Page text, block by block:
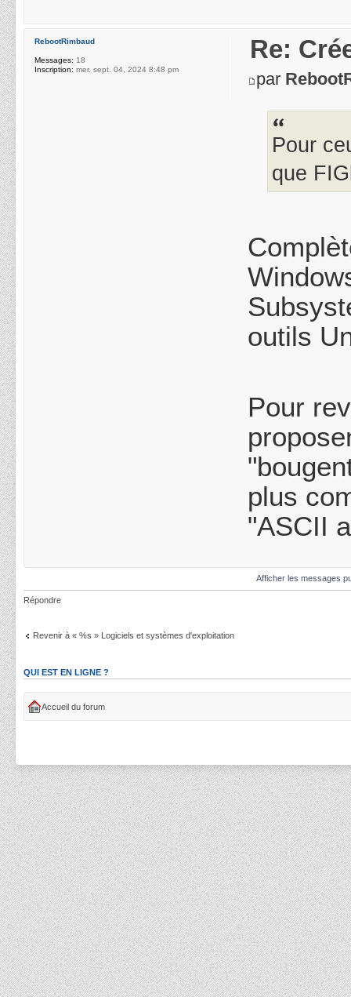
Re:
par
Pour
que
outils
Pour
plus
"ASCII
RebootRimbaud
Messages: 18
Inscription: mer. sept. 04, 2024 8:48 pm
Afficher les messages
Répondre
Revenir à « %s » Logiciels et systèmes d'exploitation
QUI EST EN LIGNE ?
Accueil du forum